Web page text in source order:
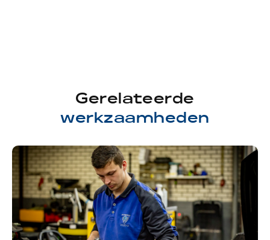
Gerelateerde
werkzaamheden